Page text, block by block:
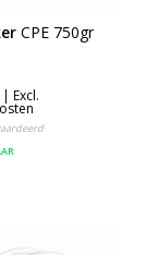
CPE 750gr
| Excl.